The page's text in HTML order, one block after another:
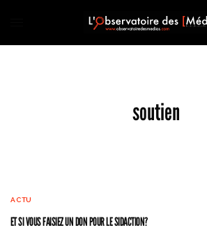
soutien
ACTU
ET SI VOUS FAISIEZ UN DON POUR LE SIDACTION?